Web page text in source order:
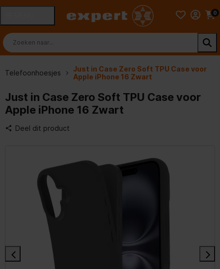
0
Telefoonhoesjes
Just in Case Zero Soft TPU Case voor
Apple iPhone 16 Zwart
Just in Case Zero Soft TPU Case voor
Apple iPhone 16 Zwart
Deel dit product